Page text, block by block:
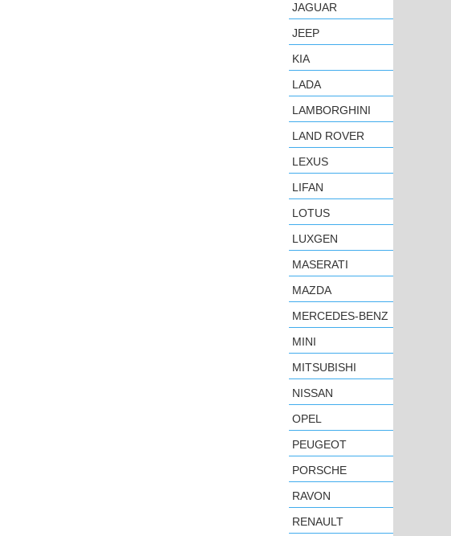
JAGUAR
JEEP
KIA
LADA
LAMBORGHINI
LAND ROVER
LEXUS
LIFAN
LOTUS
LUXGEN
MASERATI
MAZDA
MERCEDES-BENZ
MINI
MITSUBISHI
NISSAN
OPEL
PEUGEOT
PORSCHE
RAVON
RENAULT